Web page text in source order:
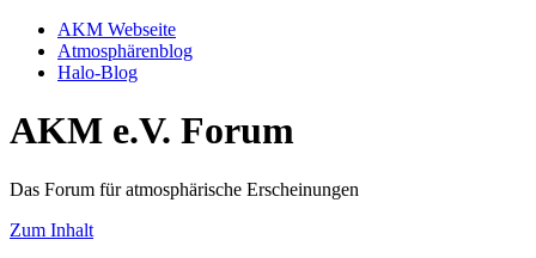
AKM Webseite
Atmosphärenblog
Halo-Blog
AKM e.V. Forum
Das Forum für atmosphärische Erscheinungen
Zum Inhalt